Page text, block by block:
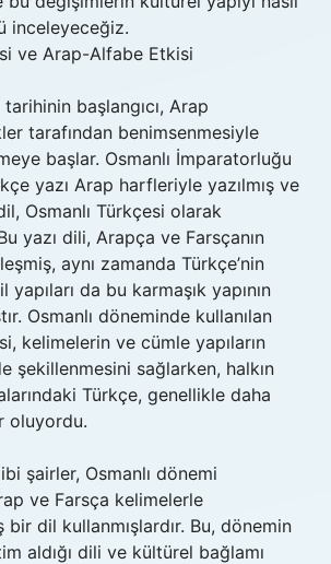
inceleyeceğiz.
ve Arap-Alfabe Etkisi
tarihinin başlangıcı, Arap
tarafından benimsenmesiyle
başlar. Osmanlı İmparatorluğu
yazı Arap harfleriyle yazılmış ve
Osmanlı Türkçesi olarak
yazı dili, Arapça ve Farsçanın
aynı zamanda Türkçe’nin
da bu karmaşık yapının
Osmanlı döneminde kullanılan
kelimelerin ve cümle yapıların
şekillenmesini sağlarken, halkın
Türkçe, genellikle daha
oluyordu.
şairler, Osmanlı dönemi
ve Farsça kelimelerle
dil kullanmışlardır. Bu, dönemin
aldığı dili ve kültürel bağlamı